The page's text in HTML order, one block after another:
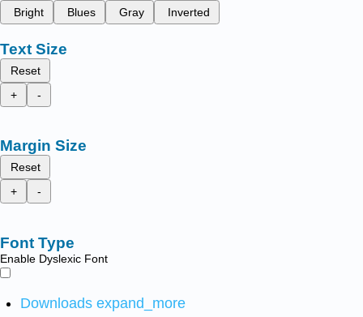
Bright
Blues Gray Inverted
Text Size
Reset
+
-
Margin Size
Reset
+
-
Font Type
Enable Dyslexic Font
Downloads expand_more